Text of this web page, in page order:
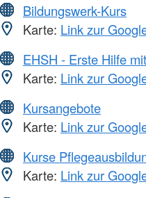
Bildungswerk-Kurs
Karte: Link zur
EHSH - Erste Hilfe
Karte: Link zur
Kursangebote
Karte: Link zur
Kurse
Karte: Link zur